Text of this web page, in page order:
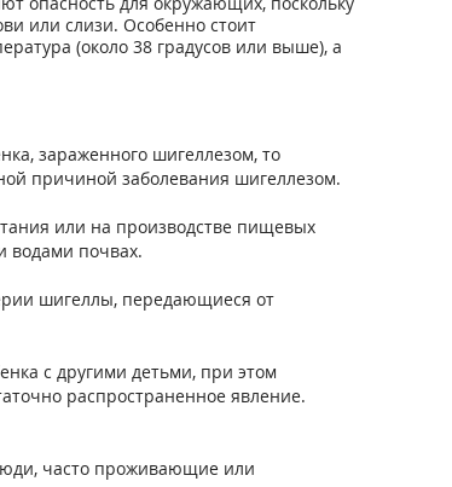
или слизи. Особенно стоит
(около 38 градусов или выше), а
зараженного шигеллезом, то
причиной заболевания шигеллезом.
или на производстве пищевых
водами почвах.
шигеллы, передающиеся от
с другими детьми, при этом
распространенное явление.
часто проживающие или